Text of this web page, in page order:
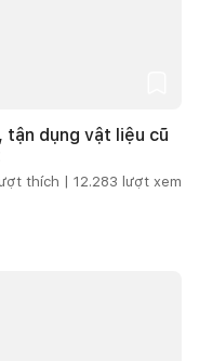
tận dụng vật liệu cũ
thích | 12.283 lượt xem